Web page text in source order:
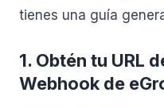
tienes una guía
1. Obtén tu URL
Webhook de